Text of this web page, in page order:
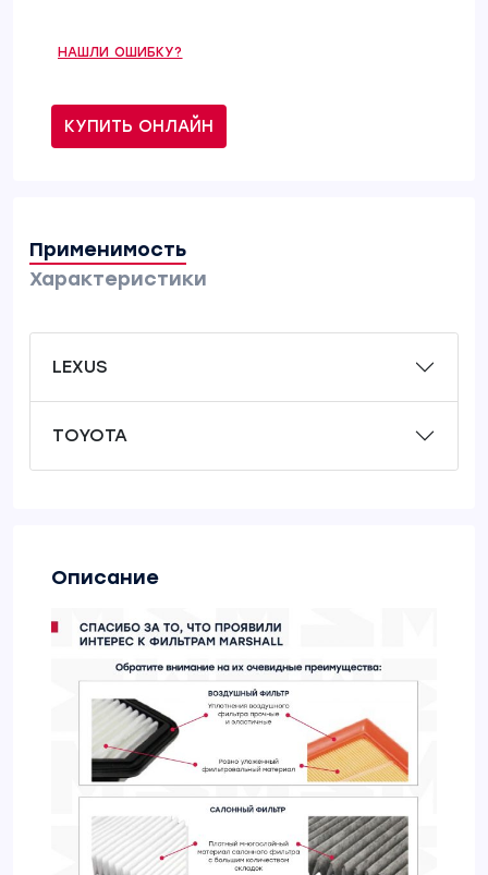
НАШЛИ ОШИБКУ?
КУПИТЬ ОНЛАЙН
Применимость
Характеристики
LEXUS
TOYOTA
Описание